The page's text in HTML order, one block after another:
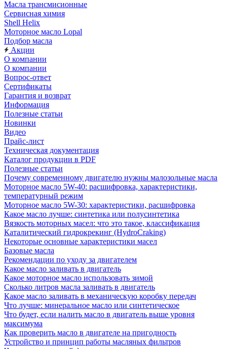
Масла трансмисионные
Сервисная химия
Shell Helix
Моторное масло Lopal
Подбор масла
Акции
О компании
О компании
Вопрос-ответ
Сертификаты
Гарантия и возврат
Информация
Полезные статьи
Новинки
Видео
Прайс-лист
Техническая документация
Каталог продукции в PDF
Полезные статьи
Почему современному двигателю нужны малозольные масла
Моторное масло 5W-40: расшифровка, характеристики,
температурный режим
Моторное масло 5W-30: характеристики, расшифровка
Какое масло лучше: синтетика или полусинтетика
Вязкость моторных масел: что это такое, классификация
Каталитический гидрокрекинг (НydroСraking)
Некоторые основные характеристики масел
Базовые масла
Рекомендации по уходу за двигателем
Какое масло заливать в двигатель
Какое моторное масло использовать зимой
Сколько литров масла заливать в двигатель
Какое масло заливать в механическую коробку передач
Что лучше: минеральное масло или синтетическое
Что будет, если налить масло в двигатель выше уровня
максимума
Как проверить масло в двигателе на пригодность
Устройство и принцип работы масляных фильтров